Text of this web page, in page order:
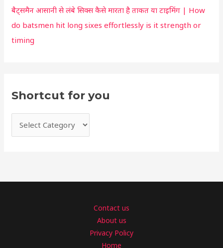
बैट्समैन आसानी से लंबे सिक्स कैसे मारता है ताकत या टाइमिंग | How
do batsmen hit long sixes effortlessly is it strength or
timing
Shortcut for you
Contact us
About us
Privacy Policy
Home